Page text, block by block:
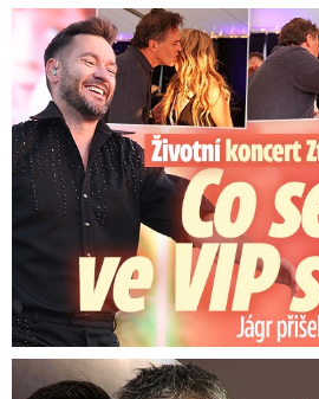
Koncert Ztraceného na Letné: Jágr
Tragédie hvězdného Messiho: